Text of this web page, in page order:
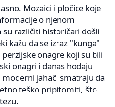
Mozaici i pločice koje
o njenom
su različiti historičari došli
kažu da se izraz "kunga"
onagre koji su bili
onagri i danas hodaju
jahači smatraju da
teško pripitomiti, što